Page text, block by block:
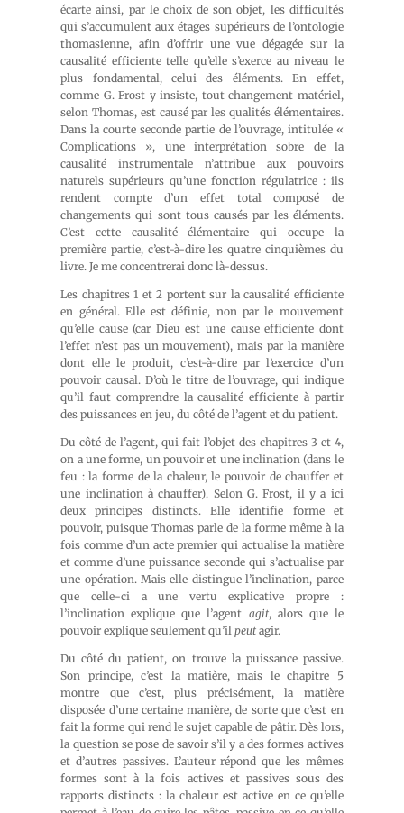
écarte ainsi, par le choix de son objet, les difficultés
qui s’accumulent aux étages supérieurs de l’ontologie
thomasienne, afin d’offrir une vue dégagée sur la
causalité efficiente telle qu’elle s’exerce au niveau le
plus fondamental, celui des éléments. En effet,
comme G. Frost y insiste, tout changement matériel,
selon Thomas, est causé par les qualités élémentaires.
Dans la courte seconde partie de l’ouvrage, intitulée «
Complications », une interprétation sobre de la
causalité instrumentale n’attribue aux pouvoirs
naturels supérieurs qu’une fonction régulatrice : ils
rendent compte d’un effet total composé de
changements qui sont tous causés par les éléments.
C’est cette causalité élémentaire qui occupe la
première partie, c’est-à-dire les quatre cinquièmes du
livre. Je me concentrerai donc là-dessus.
Les chapitres 1 et 2 portent sur la causalité efficiente
en général. Elle est définie, non par le mouvement
qu’elle cause (car Dieu est une cause efficiente dont
l’effet n’est pas un mouvement), mais par la manière
dont elle le produit, c’est-à-dire par l’exercice d’un
pouvoir causal. D’où le titre de l’ouvrage, qui indique
qu’il faut comprendre la causalité efficiente à partir
des puissances en jeu, du côté de l’agent et du patient.
Du côté de l’agent, qui fait l’objet des chapitres 3 et 4,
on a une forme, un pouvoir et une inclination (dans le
feu : la forme de la chaleur, le pouvoir de chauffer et
une inclination à chauffer). Selon G. Frost, il y a ici
deux principes distincts. Elle identifie forme et
pouvoir, puisque Thomas parle de la forme même à la
fois comme d’un acte premier qui actualise la matière
et comme d’une puissance seconde qui s’actualise par
une opération. Mais elle distingue l’inclination, parce
que celle-ci a une vertu explicative propre :
l’inclination explique que l’agent agit, alors que le
pouvoir explique seulement qu’ilpeut agir.
Du côté du patient, on trouve la puissance passive.
Son principe, c’est la matière, mais le chapitre 5
montre que c’est, plus précisément, la matière
disposée d’une certaine manière, de sorte que c’est en
fait la forme qui rend le sujet capable de pâtir. Dès lors,
la question se pose de savoir s’il y a des formes actives
et d’autres passives. L’auteur répond que les mêmes
formes sont à la fois actives et passives sous des
rapports distincts : la chaleur est active en ce qu’elle